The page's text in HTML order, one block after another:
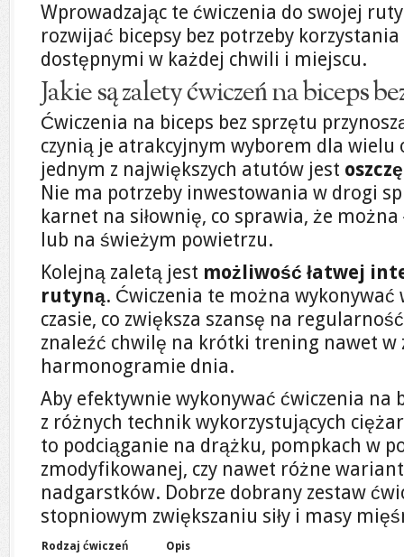
Wprowadzając te ćwiczenia do swojej
rozwijać bicepsy bez potrzeby korzystania
dostępnymi w każdej chwili i miejscu.
Jakie są zalety ćwiczeń na biceps
Ćwiczenia na biceps bez sprzętu
czynią je atrakcyjnym wyborem dla wielu
jednym z największych atutów jest
Nie ma potrzeby inwestowania w drogi
karnet na siłownię, co sprawia, że
lub na świeżym powietrzu.
Kolejną zaletą jest możliwość łatwej
rutyną. Ćwiczenia te można
czasie, co zwiększa szansę na
znaleźć chwilę na krótki trening nawet w
harmonogramie dnia.
Aby efektywnie wykonywać ćwiczenia na
z różnych technik wykorzystujących ciężar
to podciąganie na drążku, pompkach w
zmodyfikowanej, czy nawet różne
nadgarstków. Dobrze dobrany zestaw
stopniowym zwiększaniu siły i masy
Rodzaj ćwiczeń Opis